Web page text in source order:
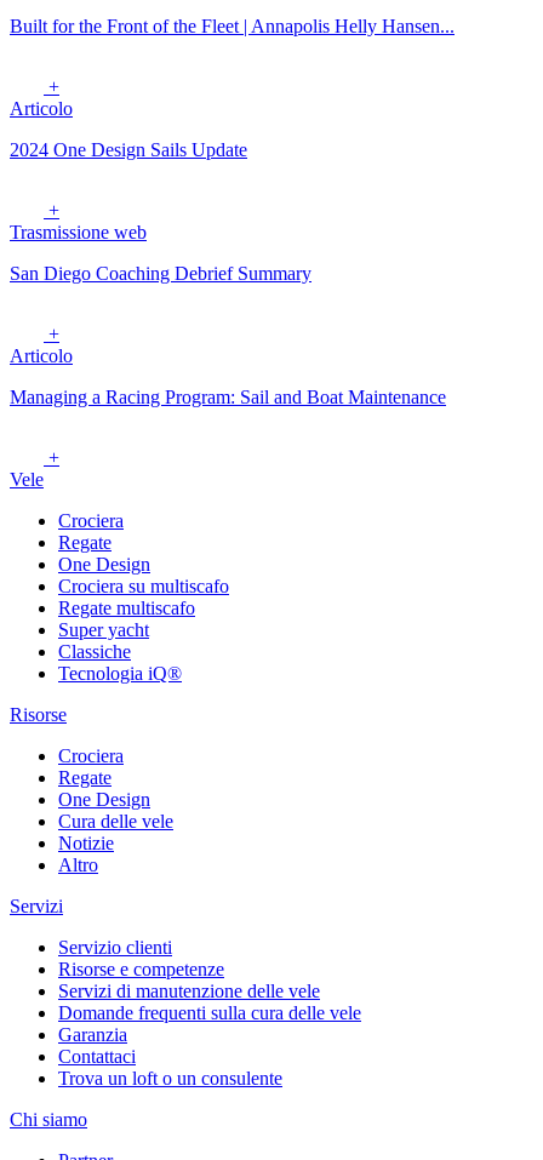
Built for the Front of the Fleet | Annapolis Helly Hansen...
+
Articolo
2024 One Design Sails Update
+
Trasmissione web
San Diego Coaching Debrief Summary
+
Articolo
Managing a Racing Program: Sail and Boat Maintenance
+
Vele
Crociera
Regate
One Design
Crociera su multiscafo
Regate multiscafo
Super yacht
Classiche
Tecnologia iQ®
Risorse
Crociera
Regate
One Design
Cura delle vele
Notizie
Altro
Servizi
Servizio clienti
Risorse e competenze
Servizi di manutenzione delle vele
Domande frequenti sulla cura delle vele
Garanzia
Contattaci
Trova un loft o un consulente
Chi siamo